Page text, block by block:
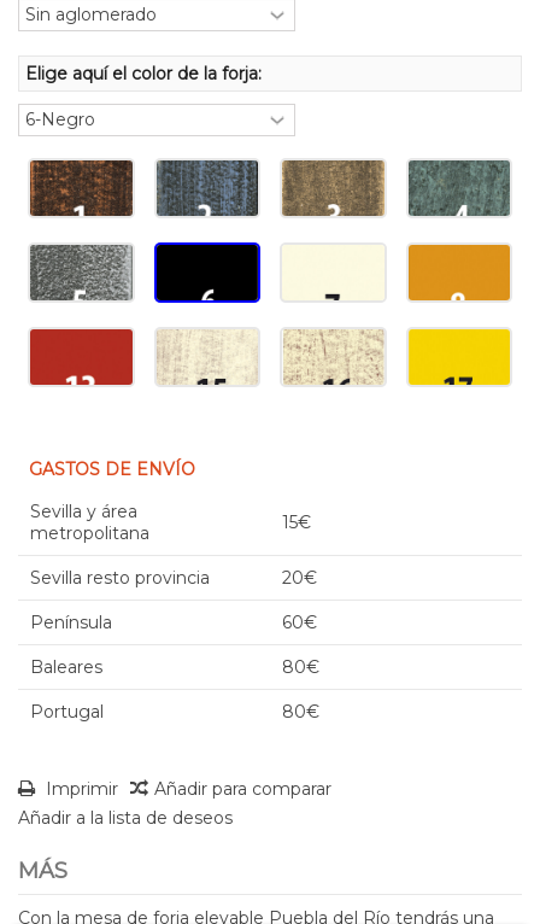
Elige aquí el color de la forja:
GASTOS DE ENVÍO
Sevilla y área
metropolitana
15€
Sevilla resto provincia 20€
Península 60€
Baleares 80€
Portugal 80€
Imprimir
Añadir para comparar
Añadir a la lista de deseos
MÁS
Con la mesa de forja elevable Puebla del Río tendrás una